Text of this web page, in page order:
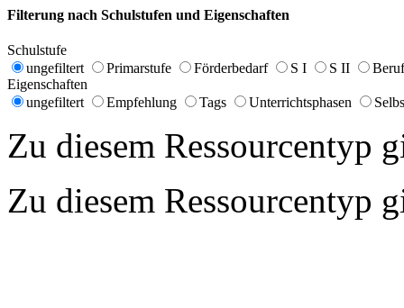
Filterung nach Schulstufen und Eigenschaften
Schulstufe
ungefiltert
Primarstufe Förderbedarf S I S II
Eigenschaften
ungefiltert
Empfehlung Tags Unterrichtsphasen
Zu diesem Ressourcentyp
Zu diesem Ressourcentyp